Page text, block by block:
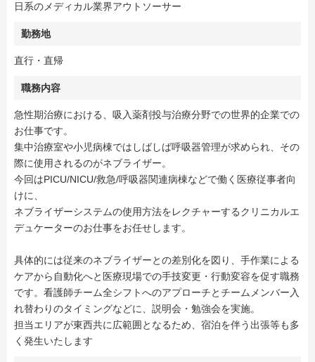
日系のメディカル業界アウトソーサー
勤務地
直行・直帰
職務内容
急性期治療における、吸入薬剤投与治療分野での世界的企業での
お仕事です。
集中治療室や小児病棟ではしばしば呼吸器管理が求められ、その
際に使用されるのがネブライザー。
今回はPICU/NICU/救急/呼吸器関連病棟などで働く医療従事者向
けに、
ネブライザーシステムの使用方法をレクチャーするクリニカルエ
デュケーターのお仕事をお任せします。
具体的には従来のネブライザーとの差別化を図り、手作業による
ケアから自動化へと医療現場での手技変更・行動変容を促す職務
です。看護師チーム全シフトへのアプローチとチームメンバー入
れ替わりのタイミングなどに、説明会・勉強会を実施。
担当エリアが東西共に広範囲となるため、宿泊を伴う出張等も多
く発生いたします